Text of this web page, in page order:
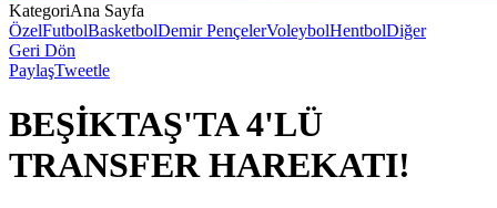
KategoriAna Sayfa
ÖzelFutbolBasketbolDemir PençelerVoleybolHentbolDiğer
Geri Dön
PaylaşTweetle
BEŞİKTAŞ'TA 4'LÜ
TRANSFER HAREKATI!